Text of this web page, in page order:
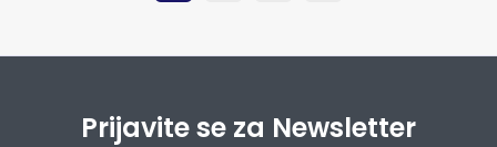
Prijavite se za Newsletter